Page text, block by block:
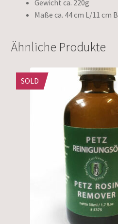
Gewicht ca. 220g
Maße ca. 44 cm L/11 cm B
Ähnliche Produkte
SOLD